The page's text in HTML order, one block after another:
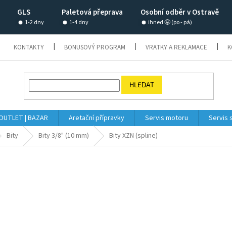
GLS Paletová přeprava Osobní odběr v Ostravě
1-2 dny 1-4 dny ihned 🤩 (po - pá)
KONTAKTY BONUSOVÝ PROGRAM VRATKY A REKLAMACE
HLEDAT
| BAZAR Aretační přípravky Servis motoru Servis
Bity Bity 3/8" (10 mm) Bity XZN (spline)